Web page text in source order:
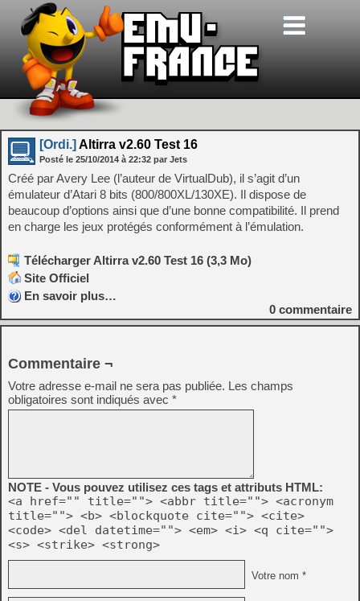
[Ordi.] Altirra v2.60 Test 16
Posté le 25/10/2014 à 22:32 par Jets
Créé par Avery Lee (l’auteur de VirtualDub), il s’agit d’un
émulateur d’Atari 8 bits (800/800XL/130XE). Il dispose de
beaucoup d’options ainsi que d’une bonne compatibilité. Il prend
en charge les jeux protégés conformément à l’émulation.
Télécharger Altirra v2.60 Test 16 (3,3 Mo)
Site Officiel
En savoir plus…
0 commentaire
Commentaire ¬
Votre adresse e-mail ne sera pas publiée. Les champs
obligatoires sont indiqués avec *
NOTE - Vous pouvez utilisez ces tags et attributs HTML:
<a href="" title=""> <abbr title=""> <acronym
title=""> <b> <blockquote cite=""> <cite>
<code> <del datetime=""> <em> <i> <q cite="">
<s> <strike> <strong>
Votre nom *